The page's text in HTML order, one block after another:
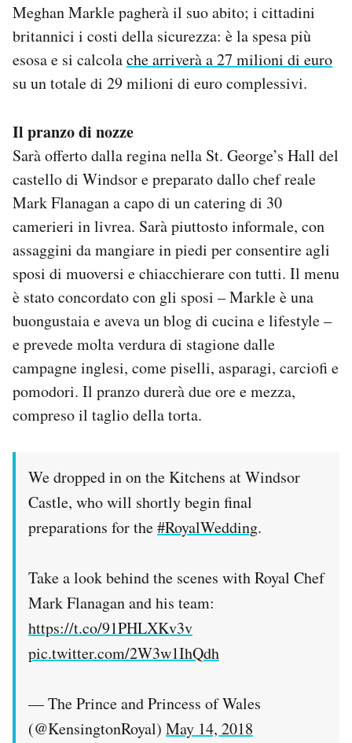
Meghan Markle pagherà il suo abito; i cittadini
britannici i costi della sicurezza: è la spesa più
esosa e si calcolache arriverà a 27 milioni di euro
su un totale di 29 milioni di euro complessivi.
Il pranzo di nozze
Sarà offerto dalla regina nella St. George’s Hall del
castello di Windsor e preparato dallo chef reale
Mark Flanagan a capo di un catering di 30
camerieri in livrea. Sarà piuttosto informale, con
assaggini da mangiare in piedi per consentire agli
sposi di muoversi e chiacchierare con tutti. Il menu
è stato concordato con gli sposi – Markle è una
buongustaia e aveva un blog di cucina e lifestyle –
e prevede molta verdura di stagione dalle
campagne inglesi, come piselli, asparagi, carciofi e
pomodori. Il pranzo durerà due ore e mezza,
compreso il taglio della torta.
We dropped in on the Kitchens at Windsor
Castle, who will shortly begin final
preparations for the#RoyalWedding.
Take a look behind the scenes with Royal Chef
Mark Flanagan and his team:
https://t.co/91PHLXKv3v
pic.twitter.com/2W3w1IhQdh
— The Prince and Princess of Wales
(@KensingtonRoyal) May 14, 2018